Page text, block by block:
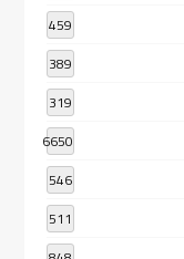
459
389
319
6650
546
511